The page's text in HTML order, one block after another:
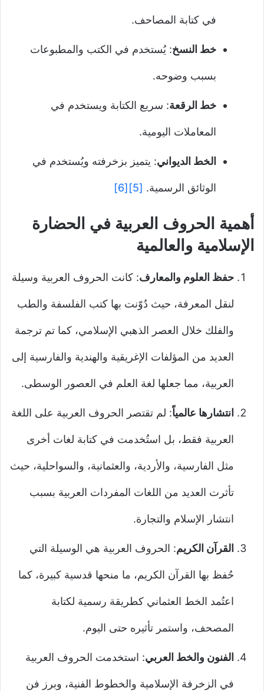
في كتابة المصاحف.
خط النسخ: يُستخدم في الكتب والمطبوعات
بسبب وضوحه.
خط الرقعة: سريع الكتابة ويستخدم في
المعاملات اليومية.
الخط الديواني: يتميز بزخرفته ويُستخدم في
الوثائق الرسمية. [5]
[6]
أهمية الحروف العربية في الحضارة
الإسلامية والعالمية
حفظ العلوم والمعارف: كانت الحروف العربية وسيلة
لنقل المعرفة، حيث دُوّنت بها كتب الفلسفة والطب
والفلك خلال العصر الذهبي الإسلامي، كما تم ترجمة
العديد من المؤلفات الإغريقية والهندية والفارسية إلى
العربية، مما جعلها لغة العلم في العصور الوسطى.
انتشارها عالمياً: لم تقتصر الحروف العربية على اللغة
العربية فقط، بل استُخدمت في كتابة لغات أخرى
مثل الفارسية، والأردية، والعثمانية، والسواحلية، حيث
تأثرت العديد من اللغات المفردات العربية بسبب
انتشار الإسلام والتجارة.
القرآن الكريم: الحروف العربية هي الوسيلة التي
حُفظ بها القرآن الكريم، ما منحها قدسية كبيرة، كما
اعتُمد الخط العثماني كطريقة رسمية لكتابة
المصحف، واستمر تأثيره حتى اليوم.
الفنون والخط العربي: استخدمت الحروف العربية
في الزخرفة الإسلامية والخطوط الفنية، وبرز فن